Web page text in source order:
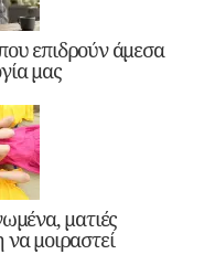
επιδρούν άμεσα
μας
ματιές
μοιραστεί